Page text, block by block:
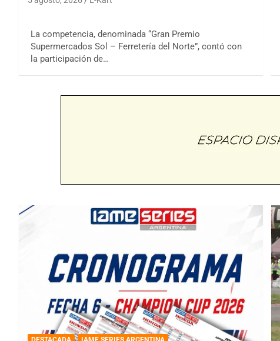
La competencia, denominada “Gran Premio
Supermercados Sol – Ferretería del Norte”, contó con
la participación de…